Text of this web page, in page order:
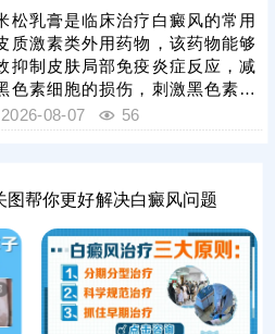
嘱。患者严禁自行选购、增减药
盲目用药易引发皮肤萎缩、毛细
扩张、色素异常、激素依赖等副
，损害皮肤健康。单纯使用激素
治疗大面积白癜风效果有限，联
窄谱uvb照射综合方案，能有效
松乳膏是临床治疗白癜风的常用
质激素类外用药物，该药物能够
抑制皮肤局部免疫炎症反应，减
色素细胞的损伤，刺激黑色素再
可有效控制白斑扩散、淡化皮
但患者绝对不可自行胡乱用药，
等情况，严格遵从医嘱，避免不
药引发皮肤萎缩、色素异常等副
。临床治疗中，初期白癜风采用
松乳膏外用，搭配308准分子激
射联合治疗，可内外协同作用，
黑色素
2026-08-07 56
图帮你更好解决白癜风问题